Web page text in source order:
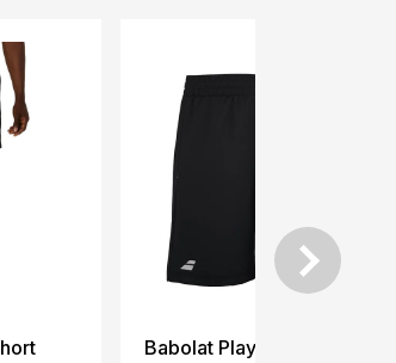
Babolat Play Short Black